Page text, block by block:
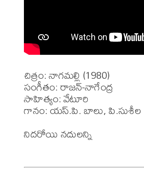
చిత్రం: నాగమల్లి (1980)
సంగీతం: రాజన్-నాగేంద్ర
సాహిత్యం: వేటూరి
గానం: యస్.పి. బాలు, పి.సుశీల
నిదరోయి నదులన్ని